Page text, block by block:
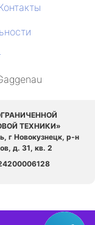
ТЕХНИКИ»
г Новокузнецк, р-н
д. 31, кв. 2